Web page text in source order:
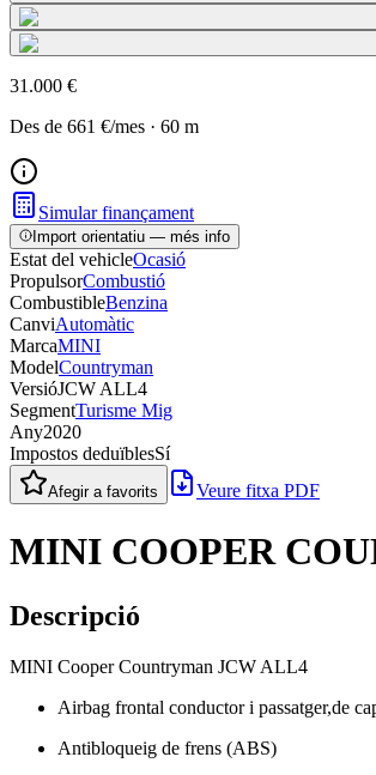
31.000 €
Des de 661 €/mes · 60 m
Simular finançament
Import orientatiu — més info
Estat del vehicleOcasió
PropulsorCombustió
CombustibleBenzina
CanviAutomàtic
MarcaMINI
ModelCountryman
VersióJCW ALL4
SegmentTurisme Mig
Any2020
Impostos deduïblesSí
Afegir a favorits Veure fitxa PDF
MINI COOPER
Descripció
MINI Cooper Countryman JCW ALL4
Airbag frontal conductor i passatger,de
Antibloqueig de frens (ABS)